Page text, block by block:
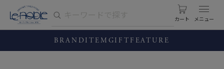
カート
BRANDITEM GIFT FEATURE